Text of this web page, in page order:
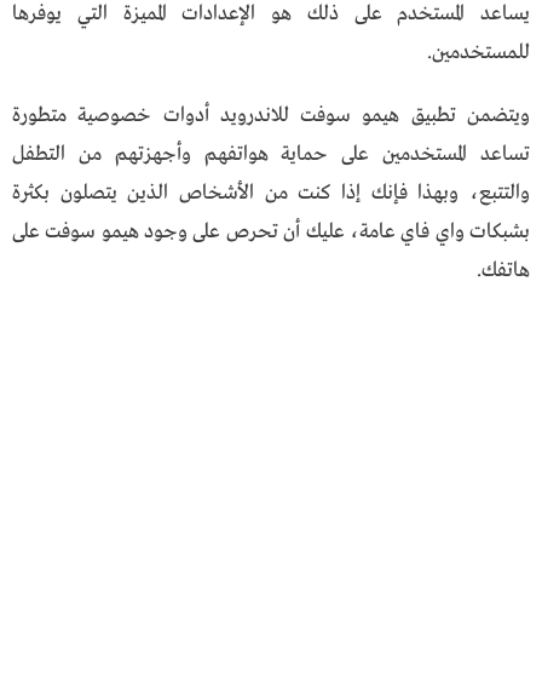
يساعد المستخدم على ذلك هو الإعدادات المميزة التي يوفرها
للمستخدمين.
ويتضمن تطبيق هيمو سوفت للاندرويد أدوات خصوصية متطورة
تساعد المستخدمين على حماية هواتفهم وأجهزتهم من التطفل
والتتبع، وبهذا فإنك إذا كنت من الأشخاص الذين يتصلون بكثرة
بشبكات واي فاي عامة، عليك أن تحرص على وجود هيمو سوفت على
هاتفك.